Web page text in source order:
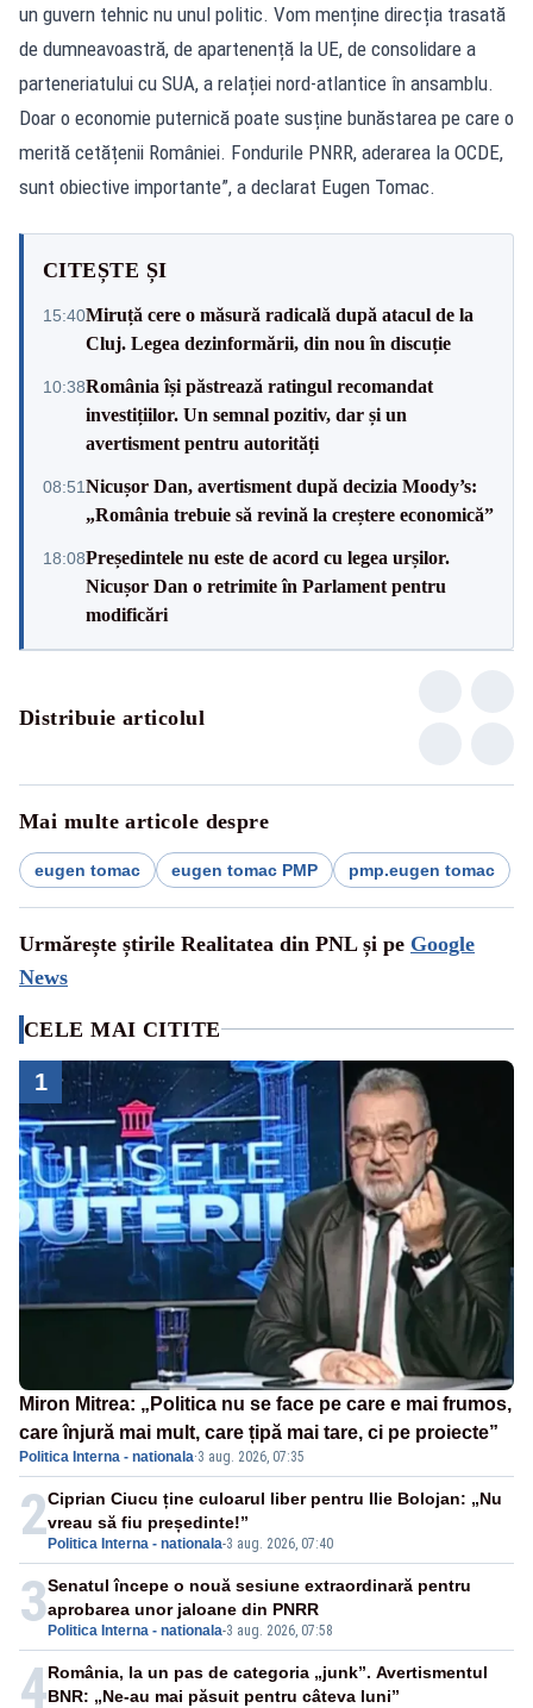
un guvern tehnic nu unul politic. Vom menține direcția trasată
de dumneavoastră, de apartenență la UE, de consolidare a
parteneriatului cu SUA, a relației nord-atlantice în ansamblu.
Doar o economie puternică poate susține bunăstarea pe care o
merită cetățenii României. Fondurile PNRR, aderarea la OCDE,
sunt obiective importante”, a declarat Eugen Tomac.
CITEȘTE ȘI
15:40Miruță cere o măsură radicală după atacul de la
Cluj. Legea dezinformării, din nou în discuție
10:38România își păstrează ratingul recomandat
investițiilor. Un semnal pozitiv, dar și un
avertisment pentru autorități
08:51Nicușor Dan, avertisment după decizia Moody’s:
„România trebuie să revină la creștere economică”
18:08Președintele nu este de acord cu legea urșilor.
Nicușor Dan o retrimite în Parlament pentru
modificări
Distribuie articolul
Mai multe articole despre
eugen tomac eugen tomac PMP pmp.eugen tomac
Urmărește știrile Realitatea din PNL și pe Google
News
CELE MAI CITITE
1
Miron Mitrea: „Politica nu se face pe care e mai frumos,
care înjură mai mult, care țipă mai tare, ci pe proiecte”
Politica Interna - nationala·3 aug. 2026, 07:35
2 Politica Interna - nationala-3 aug. 2026, 07:40
Ciprian Ciucu ține culoarul liber pentru Ilie Bolojan: „Nu
vreau să fiu președinte!”
3 Politica Interna - nationala-3 aug. 2026, 07:58
Senatul începe o nouă sesiune extraordinară pentru
aprobarea unor jaloane din PNRR
4România, la un pas de categoria „junk”. Avertismentul
BNR: „Ne-au mai păsuit pentru câteva luni”